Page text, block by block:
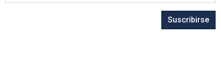
Suscribirse